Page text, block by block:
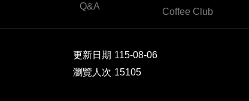
Q&A
Coffee Club
更新日期 115-08-06
瀏覽人次 15105